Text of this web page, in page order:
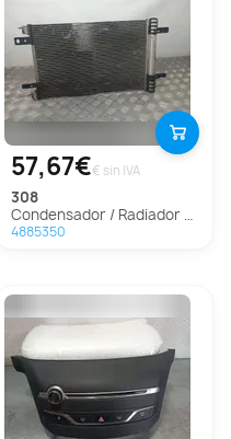
57,67€€ sin IVA
308
Condensador / Radiador Aire Acondicionado Para Peugeot 308
4885350